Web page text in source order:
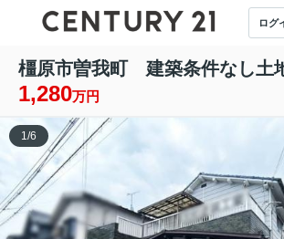
ログ
橿原市曽我町 建築条件なし土
1,280万円
1/6